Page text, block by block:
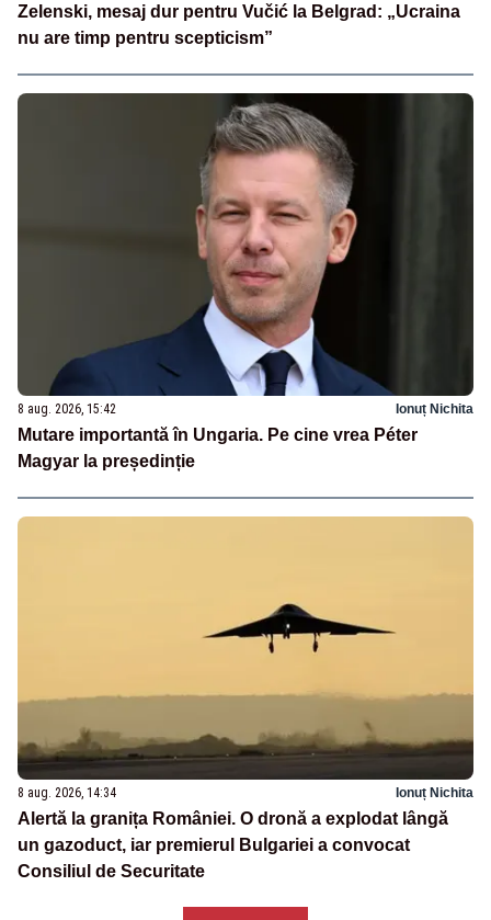
Zelenski, mesaj dur pentru Vučić la Belgrad: „Ucraina
nu are timp pentru scepticism”
8 aug. 2026, 15:42 Ionuț Nichita
Mutare importantă în Ungaria. Pe cine vrea Péter
Magyar la președinție
8 aug. 2026, 14:34 Ionuț Nichita
Alertă la granița României. O dronă a explodat lângă
un gazoduct, iar premierul Bulgariei a convocat
Consiliul de Securitate